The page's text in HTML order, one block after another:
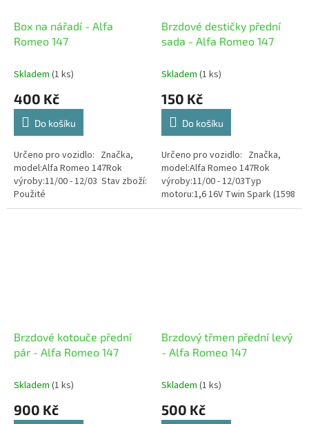
Box na nářadí - Alfa
Romeo 147
Skladem (1 ks)
400 Kč
Do košíku
Určeno pro vozidlo: Značka,
model:Alfa Romeo 147Rok
výroby:11/00 - 12/03 Stav zboží:
Použité
Brzdové destičky přední
sada - Alfa Romeo 147
Skladem (1 ks)
150 Kč
Do košíku
Určeno pro vozidlo: Značka,
model:Alfa Romeo 147Rok
výroby:11/00 - 12/03Typ
motoru:1,6 16V Twin Spark (1598
ccm) 88 kWKód
Brzdové kotouče přední
pár - Alfa Romeo 147
Skladem (1 ks)
900 Kč
Brzdový třmen přední levý
- Alfa Romeo 147
Skladem (1 ks)
500 Kč